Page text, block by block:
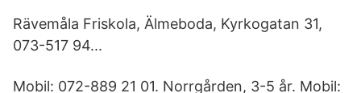
Rävemåla Friskola, Älmeboda, Kyrkogatan 31,
073-517 94...
Mobil: 072-889 21 01. Norrgården, 3-5 år. Mobil: